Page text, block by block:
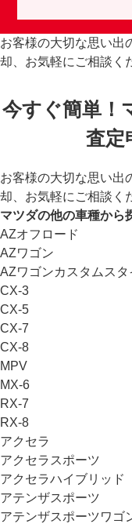
お客様の大切な思い出
却、お気軽にご相談く
今すぐ簡単！
査定
お客様の大切な思い出
却、お気軽にご相談く
マツダの他の車種から
AZオフロード
AZワゴン
AZワゴンカスタムスタ
CX-3
CX-5
CX-7
CX-8
MPV
MX-6
RX-7
RX-8
アクセラ
アクセラスポーツ
アクセラハイブリッド
アテンザスポーツ
アテンザスポーツワゴ